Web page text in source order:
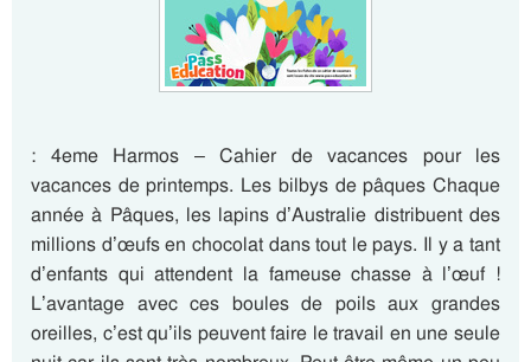
: 4eme Harmos – Cahier de vacances pour les
vacances de printemps. Les bilbys de pâques Chaque
année à Pâques, les lapins d’Australie distribuent des
millions d’œufs en chocolat dans tout le pays. Il y a tant
d’enfants qui attendent la fameuse chasse à l’œuf !
L’avantage avec ces boules de poils aux grandes
oreilles, c’est qu’ils peuvent faire le travail en une seule